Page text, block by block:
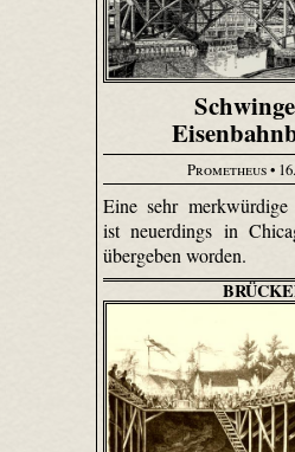
Prometheus•
Eine sehr merkwürdige
ist neuerdings in
übergeben worden.